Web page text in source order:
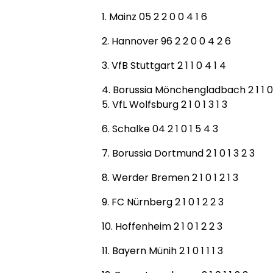
1. Mainz 05 2 2 0 0 4 1 6
2. Hannover 96 2 2 0 0 4 2 6
3. VfB Stuttgart 2 1 1 0 4 1 4
4. Borussia Mönchengladbach 2 1 1 0
5. VfL Wolfsburg 2 1 0 1 3 1 3
6. Schalke 04 2 1 0 1 5 4 3
7. Borussia Dortmund 2 1 0 1 3 2 3
8. Werder Bremen 2 1 0 1 2 1 3
9. FC Nürnberg 2 1 0 1 2 2 3
10. Hoffenheim 2 1 0 1 2 2 3
11. Bayern Münih 2 1 0 1 1 1 3